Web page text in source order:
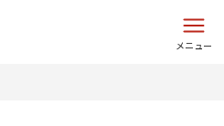
メニュー